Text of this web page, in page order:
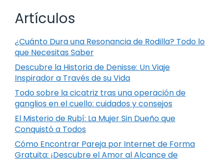
Artículos
¿Cuánto Dura una Resonancia de Rodilla? Todo lo
que Necesitas Saber
Descubre la Historia de Denisse: Un Viaje
Inspirador a Través de su Vida
Todo sobre la cicatriz tras una operación de
ganglios en el cuello: cuidados y consejos
El Misterio de Rubí: La Mujer Sin Dueño que
Conquistó a Todos
Cómo Encontrar Pareja por Internet de Forma
Gratuita: ¡Descubre el Amor al Alcance de